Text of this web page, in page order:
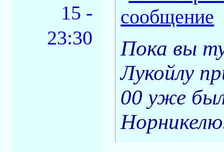
15 -
23:30
Пока вы
Лукойлу
00 уже